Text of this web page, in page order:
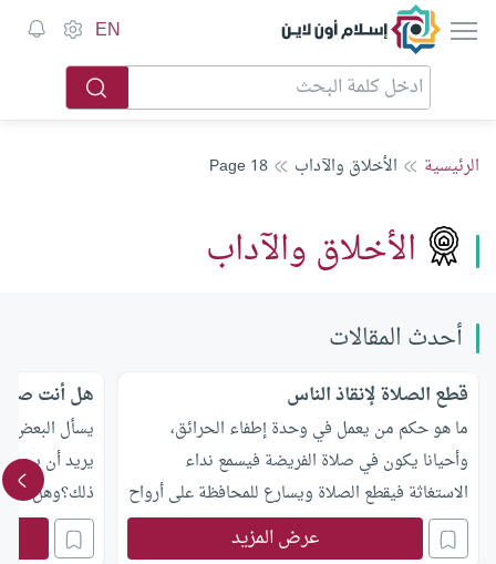
إسلام أون لاين EN
الرئيسية الأخلاق والآداب Page 18
الأخلاق والآداب
أحدث المقالات
قطع الصلاة لإنقاذ الناس
ما هو حكم من يعمل في وحدة إطفاء الحرائق،
وأحيانا يكون في صلاة الفريضة فيسمع نداء
الاستغاثة فيقطع الصلاة ويسارع للمحافظة على أرواح
الناس، فهل ما يفعله صحيح؟عرض المزيد
هل أنت
يسأل البعض
يريد أن يجعل
ذلك؟وهل
الفضوليين؟